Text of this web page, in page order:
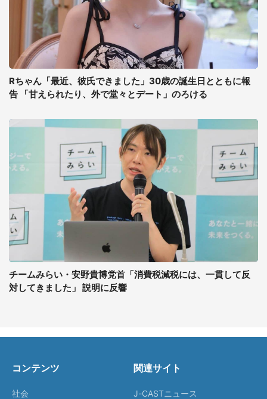
Rちゃん「最近、彼氏できました」30歳の誕生日とともに報
告 「甘えられたり、外で堂々とデート」のろける
チームみらい・安野貴博党首「消費税減税には、一貫して反
対してきました」 説明に反響
コンテンツ
社会
関連サイト
J-CASTニュース